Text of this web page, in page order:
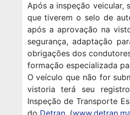
Após a inspeção veicular,
que tiverem o selo de
após a aprovação na
segurança, adaptação
obrigações dos
formação especializada
O veículo que não for
vistoria terá seu
Inspeção de Transporte